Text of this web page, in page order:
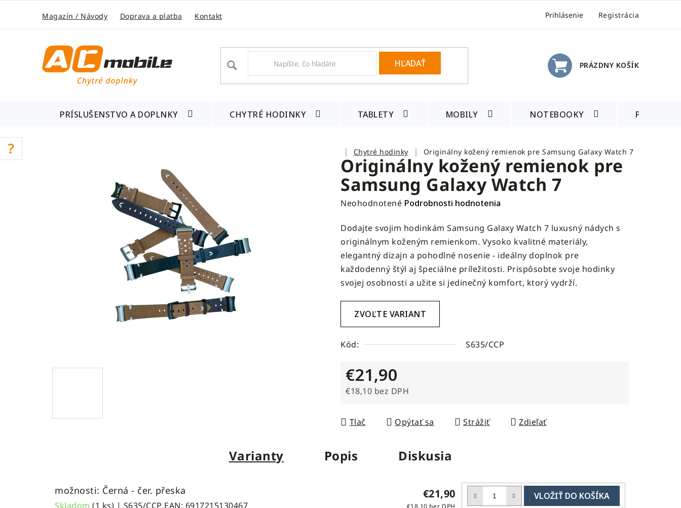
obsah
Magazín / Návody Doprava a platba Kontakt Prihlásenie Registrácia
HĽADAŤ
NÁKUPNÝ
PRÁZDNY KOŠÍK
PRÍSLUŠENSTVO A DOPLNKY CHYTRÉ HODINKY TABLETY MOBILY NOTEBOOKY
DomovChytré hodinky Originálny kožený remienok pre Samsung Galaxy Watch 7
Originálny kožený remienok pre
Samsung Galaxy Watch 7
Priemerné
produktu
je
0,0
z
5
hviezdičiek.
Neohodnotené Podrobnosti hodnotenia
Dodajte svojim hodinkám Samsung Galaxy Watch 7 luxusný nádych s
originálnym koženým remienkom. Vysoko kvalitné materiály,
elegantný dizajn a pohodlné nosenie - ideálny doplnok pre
každodenný štýl aj špeciálne príležitosti. Prispôsobte svoje hodinky
svojej osobnosti a užite si jedinečný komfort, ktorý vydrží.
ZVOĽTE VARIANT
Kód: S635/CCP
€21,90
€18,10 bez DPH
Tlač
Opýtať sa Strážiť Zdieľať
Varianty Popis Diskusia
možnosti: Černá - čer. přeska
Skladom (1 ks) | S635/CCP EAN: 6917215130467
€21,90
€18,10 bez DPH
DO
KOŠÍKA